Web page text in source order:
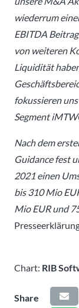
wiederrum
EBITDA
von weiteren
Liquidität
fokussieren
Segment
Nach dem
Guidance fest
2021 einen
bis 310 Mio
Mio EUR und
Chart: RIB
Share